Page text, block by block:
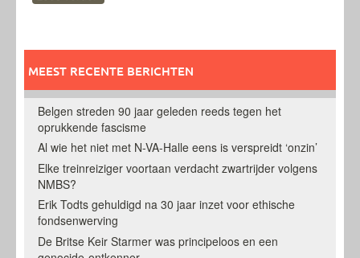
MEEST RECENTE BERICHTEN
Belgen streden 90 jaar geleden reeds tegen het
oprukkende fascisme
Al wie het niet met N-VA-Halle eens is verspreidt ‘onzin’
Elke treinreiziger voortaan verdacht zwartrijder volgens
NMBS?
Erik Todts gehuldigd na 30 jaar inzet voor ethische
fondsenwerving
De Britse Keir Starmer was principeloos en een